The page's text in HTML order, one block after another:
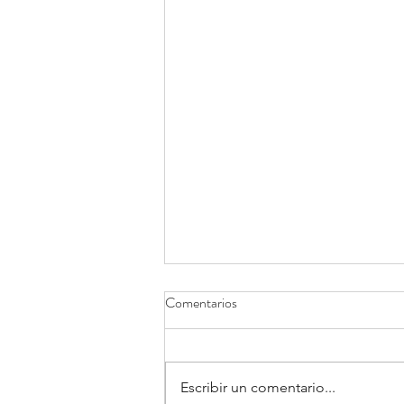
Comentarios
Escribir un comentario...